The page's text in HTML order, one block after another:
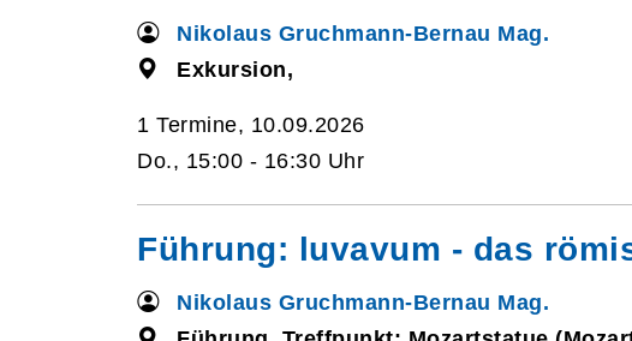
Nikolaus Gruchmann-Bernau Mag.
Exkursion,
1 Termine, 10.09.2026
Do., 15:00 - 16:30 Uhr
Führung: luvavum - das
Nikolaus Gruchmann-Bernau Mag.